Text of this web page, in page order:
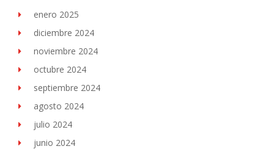
enero 2025
diciembre 2024
noviembre 2024
octubre 2024
septiembre 2024
agosto 2024
julio 2024
junio 2024